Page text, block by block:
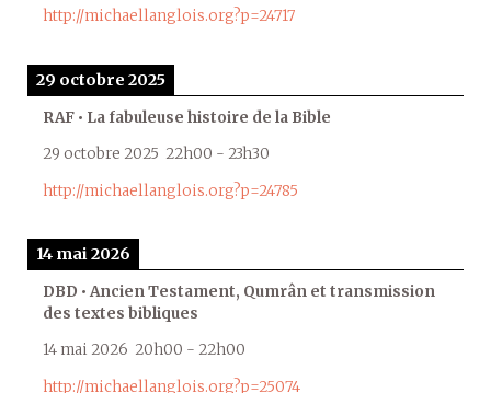
http://michaellanglois.org?p=24717
29 octobre 2025
RAF • La fabuleuse histoire de la Bible
29 octobre 2025 22h00 - 23h30
http://michaellanglois.org?p=24785
14 mai 2026
DBD • Ancien Testament, Qumrân et transmission
des textes bibliques
14 mai 2026 20h00 - 22h00
http://michaellanglois.org?p=25074